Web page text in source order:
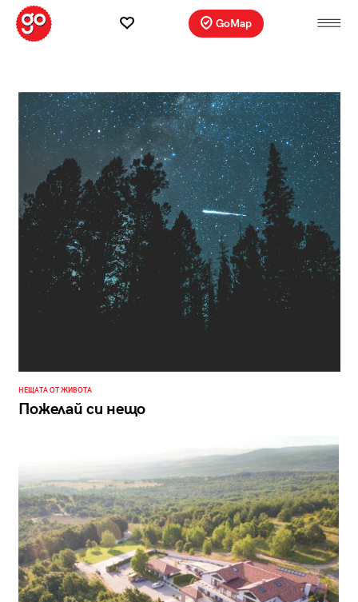
GoMap
НЕЩАТА ОТ ЖИВОТА
Пожелай си нещо